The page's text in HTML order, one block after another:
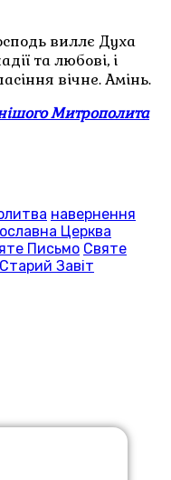
виллє Духа
та любові, і
вічне. Амінь.
Митрополита
навернення
Церква
Письмо Святе
Старий Завіт